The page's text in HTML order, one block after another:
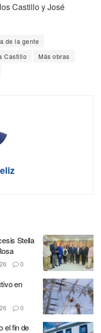
Castillo y José
de la gente
Castillo
Más obras
Stella
0
en
0
el fin de